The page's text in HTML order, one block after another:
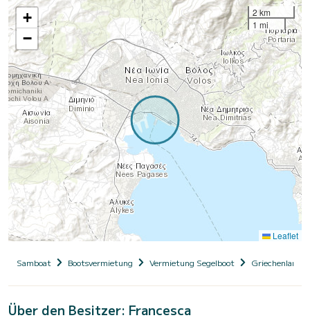
+
−
2 km
1 mi
Leaflet
Samboat Bootsvermietung Vermietung Segelboot Griechenland
Über den Besitzer: Francesca